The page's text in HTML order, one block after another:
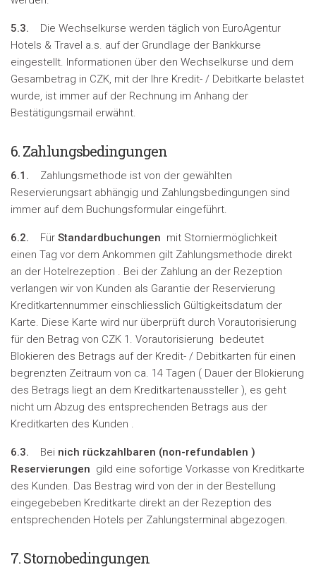
5.3. Die Wechselkurse werden täglich von EuroAgentur
Hotels & Travel a.s. auf der Grundlage der Bankkurse
eingestellt. Informationen über den Wechselkurse und dem
Gesambetrag in CZK, mit der Ihre Kredit- / Debitkarte belastet
wurde, ist immer auf der Rechnung im Anhang der
Bestätigungsmail erwähnt.
6. Zahlungsbedingungen
6.1. Zahlungsmethode ist von der gewählten
Reservierungsart abhängig und Zahlungsbedingungen sind
immer auf dem Buchungsformular eingeführt.
6.2. Für Standardbuchungen mit Storniermöglichkeit
einen Tag vor dem Ankommen gilt Zahlungsmethode direkt
an der Hotelrezeption . Bei der Zahlung an der Rezeption
verlangen wir von Kunden als Garantie der Reservierung
Kreditkartennummer einschliesslich Gültigkeitsdatum der
Karte. Diese Karte wird nur überprüft durch Vorautorisierung
für den Betrag von CZK 1. Vorautorisierung bedeutet
Blokieren des Betrags auf der Kredit- / Debitkarten für einen
begrenzten Zeitraum von ca. 14 Tagen ( Dauer der Blokierung
des Betrags liegt an dem Kreditkartenaussteller ), es geht
nicht um Abzug des entsprechenden Betrags aus der
Kreditkarten des Kunden .
6.3. Bei nich rückzahlbaren (non-refundablen )
Reservierungen gild eine sofortige Vorkasse von Kreditkarte
des Kunden. Das Bestrag wird von der in der Bestellung
eingegebeben Kreditkarte direkt an der Rezeption des
entsprechenden Hotels per Zahlungsterminal abgezogen.
7. Stornobedingungen